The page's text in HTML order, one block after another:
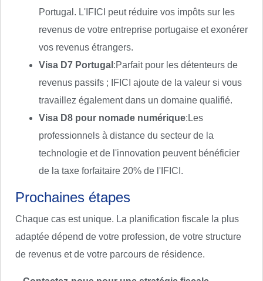
Portugal. L'IFICI peut réduire vos impôts sur les
revenus de votre entreprise portugaise et exonérer
vos revenus étrangers.
Visa D7 Portugal :Parfait pour les détenteurs de
revenus passifs ; IFICI ajoute de la valeur si vous
travaillez également dans un domaine qualifié.
Visa D8 pour nomade numérique:Les
professionnels à distance du secteur de la
technologie et de l'innovation peuvent bénéficier
de la taxe forfaitaire 20% de l'IFICI.
Prochaines étapes
Chaque cas est unique. La planification fiscale la plus
adaptée dépend de votre profession, de votre structure
de revenus et de votre parcours de résidence.